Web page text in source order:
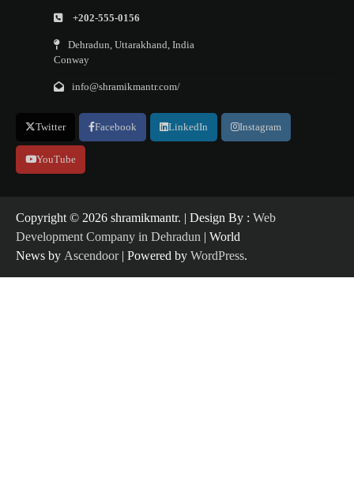
+202-555-0156
Dehradun, Uttarakhand, India
Conway
info@shramikmantr.com/
Twitter Facebook LinkedIn Instagram
YouTube
Copyright ©️ 2026 shramikmantr. | Design By : Web
Development Company in Dehradun | World
News by Ascendoor| Powered by WordPress.